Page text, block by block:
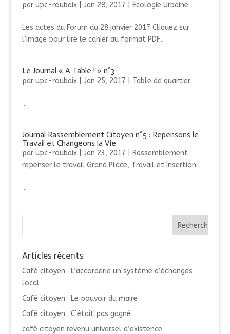
par upc-roubaix| Jan 28, 2017 Ecologie Urbaine
Les actes du Forum du 28 janvier 2017 Cliquez sur
l’image pour lire le cahier au format PDF...
Le Journal « A Table ! » n°3
par upc-roubaix| Jan 25, 2017 Table de quartier
...
Journal Rassemblement Citoyen n°5 : Repensons le
Travail et Changeons la Vie
par upc-roubaix| Jan 23, 2017
Rassemblement
repenser le travail Grand Place, Travail et Insertion
...
Articles récents
Café citoyen : L’accorderie un système d’échanges
local
Café citoyen : Le pouvoir du maire
Café citoyen : C’était pas gagné
café citoyen revenu universel d’existence